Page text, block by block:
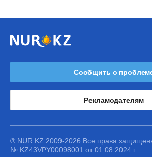
Сообщить о
Рекламодателям
® NUR.KZ 2009-2026 Все права
№ KZ43VPY00098001 от 01.08.2024 г.